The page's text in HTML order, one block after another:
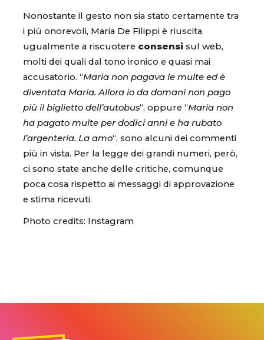
Nonostante il gesto non sia stato certamente tra
i più onorevoli, Maria De Filippi è riuscita
ugualmente a riscuotere consensi sul web,
molti dei quali dal tono ironico e quasi mai
accusatorio. “Maria non pagava le multe ed è
diventata Maria. Allora io da domani non pago
più il biglietto dell’autobus“, oppure “Maria non
ha pagato multe per dodici anni e ha rubato
l’argenteria. La amo“, sono alcuni dei commenti
più in vista. Per la legge dei grandi numeri, però,
ci sono state anche delle critiche, comunque
poca cosa rispetto ai messaggi di approvazione
e stima ricevuti.
Photo credits: Instagram